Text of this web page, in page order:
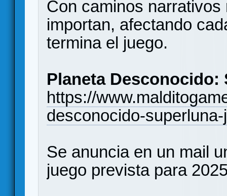
Con caminos
importan, afectando
termina el juego.
Planeta Desconocido:
https://
desconocido-
Se anuncia en un mail
juego prevista para